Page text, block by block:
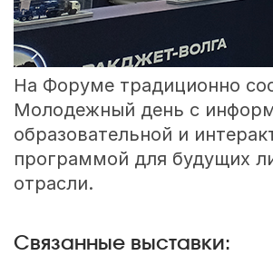
На Форуме традиционно
Молодежный день с
образовательной и
программой для будущих
отрасли.
Связанные выставки: